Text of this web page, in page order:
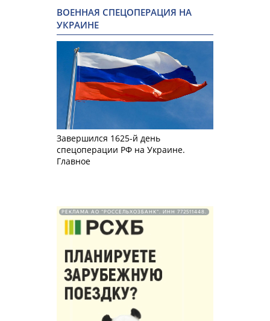
ВОЕННАЯ СПЕЦОПЕРАЦИЯ НА
УКРАИНЕ
Завершился 1625-й день
спецоперации РФ на Украине.
Главное
РЕКЛАМА АО "РОССЕЛЬХОЗБАНК". ИНН 772511448.